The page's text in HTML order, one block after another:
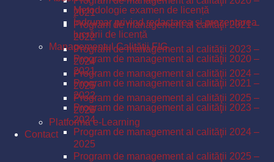
2021
Program de management al calităţii 2021 –
2022
Program de management al calităţii 2023 –
2024
Program de management al calităţii 2024 –
2025
Program de management al calităţii 2025 –
2026
Platforma e-Learning
Contact
Metodologie examen de licență
Îndrumar privind redactarea și prezentarea
lucrării de licență
Managementul Calităţii FIG
Program de management al calităţii 2020 –
2021
Program de management al calităţii 2021 –
2022
Program de management al calităţii 2023 –
2024
Program de management al calităţii 2024 –
2025
Program de management al calităţii 2025 –